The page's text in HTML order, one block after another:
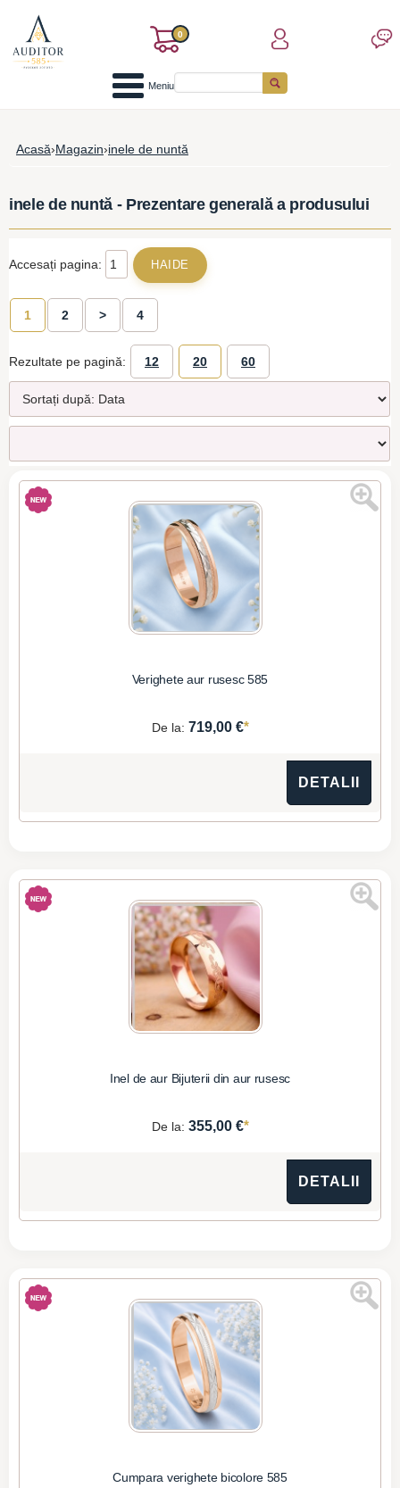
0
Meniu
Acasă›Magazin›inele de nuntă
inele de nuntă - Prezentare generală a produsului
Accesați pagina:
1 2 > 4
Rezultate pe pagină: 12 20 60
Verighete aur rusesc 585
De la: 719,00 €*
DETALII
Inel de aur Bijuterii din aur rusesc
De la: 355,00 €*
DETALII
Cumpara verighete bicolore 585